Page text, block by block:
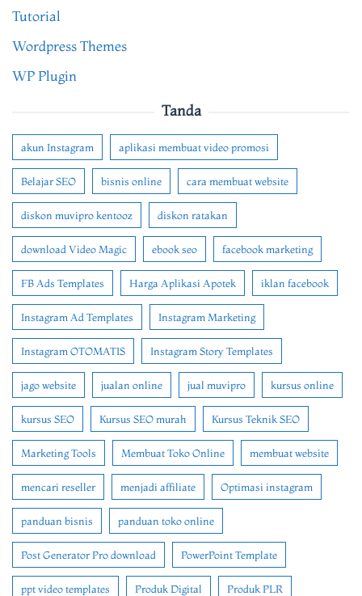
Tutorial
Wordpress Themes
WP Plugin
Tanda
akun Instagram aplikasi membuat video promosi
Belajar SEO bisnis online cara membuat website
diskon muvipro kentooz diskon ratakan
download Video Magic ebook seo facebook marketing
FB Ads Templates Harga Aplikasi Apotek iklan facebook
Instagram Ad Templates Instagram Marketing
Instagram OTOMATIS Instagram Story Templates
jago website jualan online jual muvipro kursus online
kursus SEO Kursus SEO murah Kursus Teknik SEO
Marketing Tools Membuat Toko Online membuat website
mencari reseller menjadi affiliate Optimasi instagram
panduan bisnis panduan toko online
Post Generator Pro download PowerPoint Template
ppt video templates Produk Digital Produk PLR